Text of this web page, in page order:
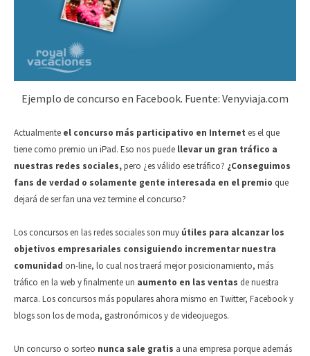
Ejemplo de concurso en Facebook. Fuente: Venyviaja.com
Actualmente el concurso más participativo en Internet es el que
tiene como premio un iPad. Eso nos puede llevar un gran tráfico a
nuestras redes sociales,pero ¿es válido ese tráfico? ¿Conseguimos
fans de verdad o solamente gente interesada en el premio que
dejará de ser fan una vez termine el concurso?
Los concursos en las redes sociales son muy útiles para alcanzar los
objetivos empresariales consiguiendo incrementar nuestra
comunidad on-line, lo cual nos traerá mejor posicionamiento, más
tráfico en la web y finalmente un aumento en las ventas de nuestra
marca. Los concursos más populares ahora mismo en Twitter, Facebook y
blogs son los de moda, gastronómicos y de videojuegos.
Un concurso o sorteo nunca sale gratis a una empresa porque además